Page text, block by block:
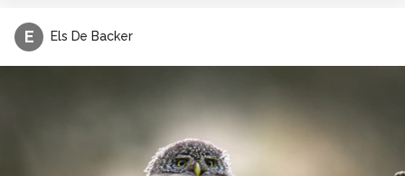
E Els De Backer